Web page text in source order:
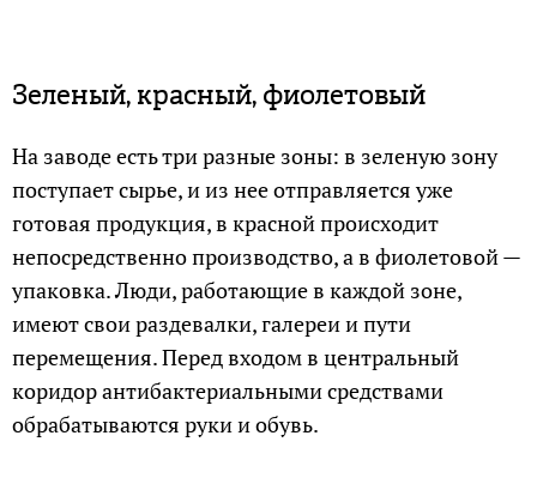
Зеленый, красный, фиолетовый
На заводе есть три разные зоны: в зеленую зону
поступает сырье, и из нее отправляется уже
готовая продукция, в красной происходит
непосредственно производство, а в фиолетовой —
упаковка. Люди, работающие в каждой зоне,
имеют свои раздевалки, галереи и пути
перемещения. Перед входом в центральный
коридор антибактериальными средствами
обрабатываются руки и обувь.